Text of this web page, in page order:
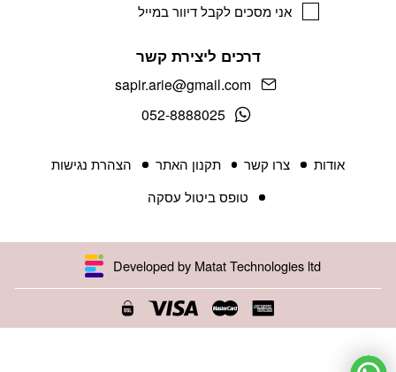
אני מסכים לקבל דיוור במייל
דרכים ליצירת קשר
sapir.arie@gmail.com
052-8888025
אודות צרו קשר תקנון האתר
הצהרת נגישות
טופס ביטול עסקה
Developed by Matat Technologies ltd